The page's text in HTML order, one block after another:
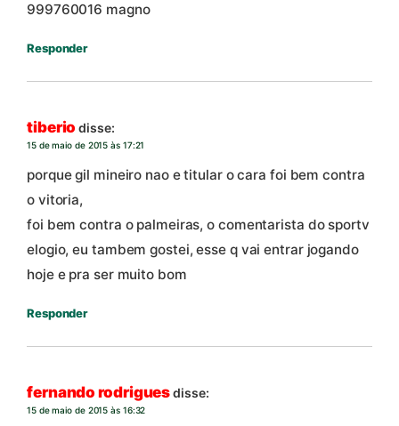
999760016 magno
Responder
tiberio disse:
15 de maio de 2015 às 17:21
porque gil mineiro nao e titular o cara foi bem contra
o vitoria,
foi bem contra o palmeiras, o comentarista do sportv
elogio, eu tambem gostei, esse q vai entrar jogando
hoje e pra ser muito bom
Responder
fernando rodriguesdisse:
15 de maio de 2015 às 16:32